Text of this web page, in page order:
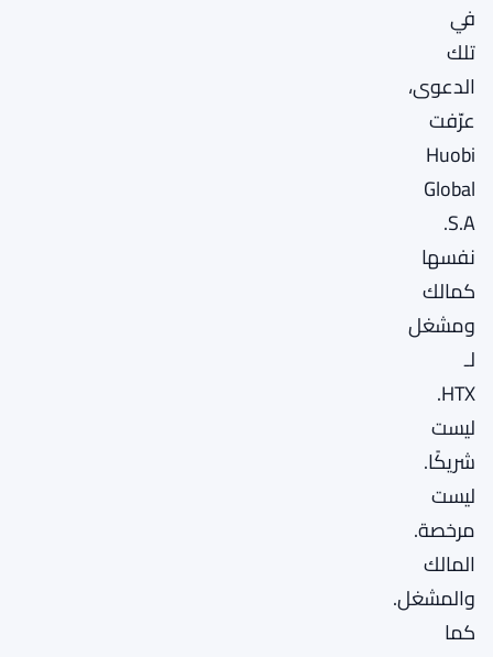
في
تلك
الدعوى،
عرّفت
Huobi
Global
S.A.
نفسها
كمالك
ومشغل
لـ
HTX.
ليست
شريكًا.
ليست
مرخصة.
المالك
والمشغل.
كما